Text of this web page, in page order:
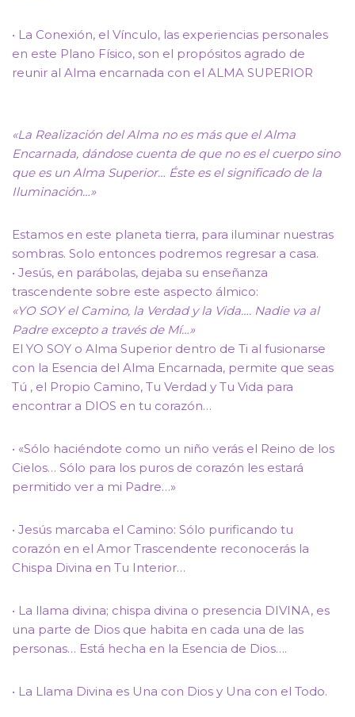
• La Conexión, el Vínculo, las experiencias personales
en este Plano Físico, son el propósitos agrado de
reunir al Alma encarnada con el ALMA SUPERIOR
«La Realización del Alma no es más que el Alma
Encarnada, dándose cuenta de que no es el cuerpo sino
que es un Alma Superior… Éste es el significado de la
Iluminación…»
Estamos en este planeta tierra, para iluminar nuestras
sombras. Solo entonces podremos regresar a casa.
• Jesús, en parábolas, dejaba su enseñanza
trascendente sobre este aspecto álmico:
«YO SOY el Camino, la Verdad y la Vida…. Nadie va al
Padre excepto a través de Mí…»
El YO SOY o Alma Superior dentro de Ti al fusionarse
con la Esencia del Alma Encarnada, permite que seas
Tú , el Propio Camino, Tu Verdad y Tu Vida para
encontrar a DIOS en tu corazón…
• «Sólo haciéndote como un niño verás el Reino de los
Cielos… Sólo para los puros de corazón les estará
permitido ver a mi Padre…»
• Jesús marcaba el Camino: Sólo purificando tu
corazón en el Amor Trascendente reconocerás la
Chispa Divina en Tu Interior…
• La llama divina; chispa divina o presencia DIVINA, es
una parte de Dios que habita en cada una de las
personas… Está hecha en la Esencia de Dios….
• La Llama Divina es Una con Dios y Una con el Todo.